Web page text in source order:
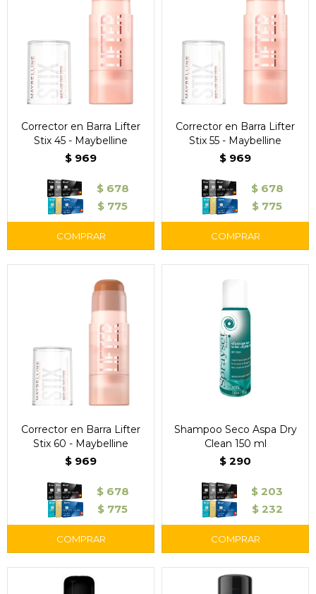
Corrector en Barra Lifter
Stix 45 - Maybelline
$ 969
$ 678
$ 775
Corrector en Barra Lifter
Stix 55 - Maybelline
$ 969
$ 678
$ 775
Corrector en Barra Lifter
Stix 60 - Maybelline
$ 969
$ 678
$ 775
Shampoo Seco Aspa Dry
Clean 150 ml
$ 290
$ 203
$ 232